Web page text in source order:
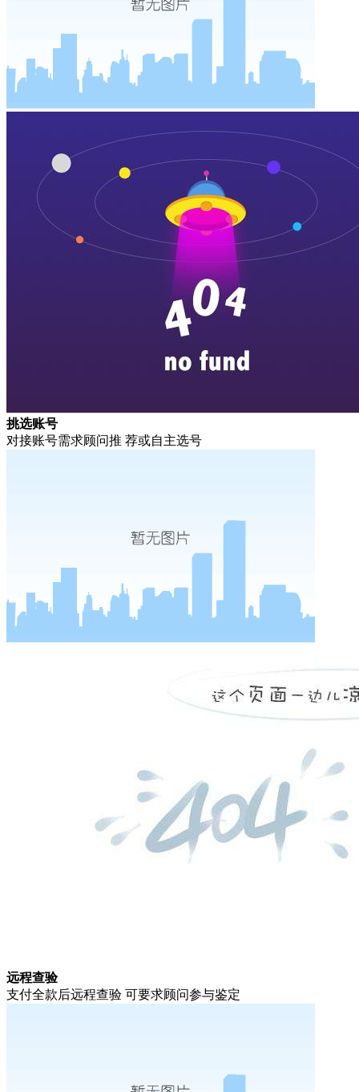
挑选账号
对接账号需求顾问推 荐或自主选号
远程查验
支付全款后远程查验 可要求顾问参与鉴定